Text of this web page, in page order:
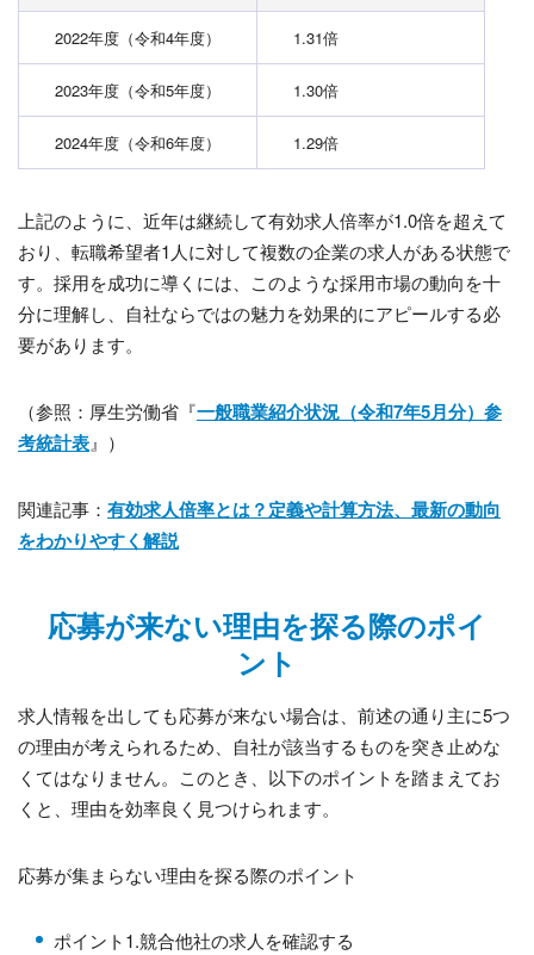
2022年度（令和4年度） 1.31倍
2023年度（令和5年度） 1.30倍
2024年度（令和6年度） 1.29倍
上記のように、近年は継続して有効求人倍率が1.0倍を超えて
おり、転職希望者1人に対して複数の企業の求人がある状態で
す。採用を成功に導くには、このような採用市場の動向を十
分に理解し、自社ならではの魅力を効果的にアピールする必
要があります。
（参照：厚生労働省『一般職業紹介状況（令和7年5月分）参
考統計表』）
関連記事： 有効求人倍率とは？定義や計算方法、最新の動向
をわかりやすく解説
応募が来ない理由を探る際のポイ
ント
求人情報を出しても応募が来ない場合は、前述の通り主に5つ
の理由が考えられるため、自社が該当するものを突き止めな
くてはなりません。このとき、以下のポイントを踏まえてお
くと、理由を効率良く見つけられます。
応募が集まらない理由を探る際のポイント
ポイント1.競合他社の求人を確認する